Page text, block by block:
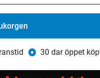
30 dar öppet köp